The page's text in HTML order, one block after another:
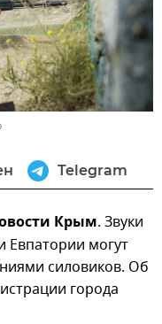
Telegram
Крым. Звуки
Евпатории могут
силовиков. Об
города